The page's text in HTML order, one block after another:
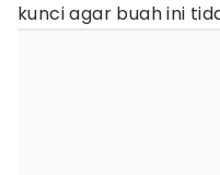
kunci agar buah ini